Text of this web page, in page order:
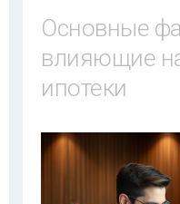
Основные
влияющие
ипотеки